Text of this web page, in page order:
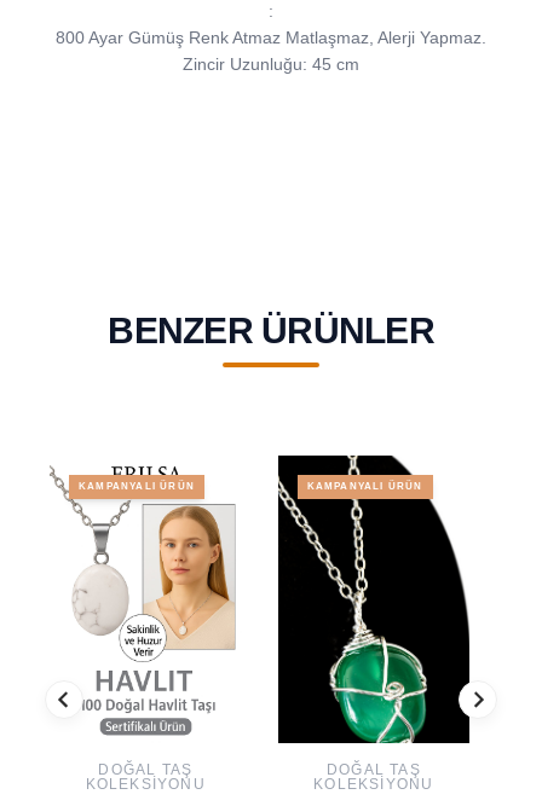
:
800 Ayar Gümüş Renk Atmaz Matlaşmaz, Alerji Yapmaz.
Zincir Uzunluğu: 45 cm
BENZER ÜRÜNLER
KAMPANYALI ÜRÜN
DOĞAL TAŞ
KOLEKSIYONU
KAMPANYALI ÜRÜN
DOĞAL TAŞ
KOLEKSIYONU